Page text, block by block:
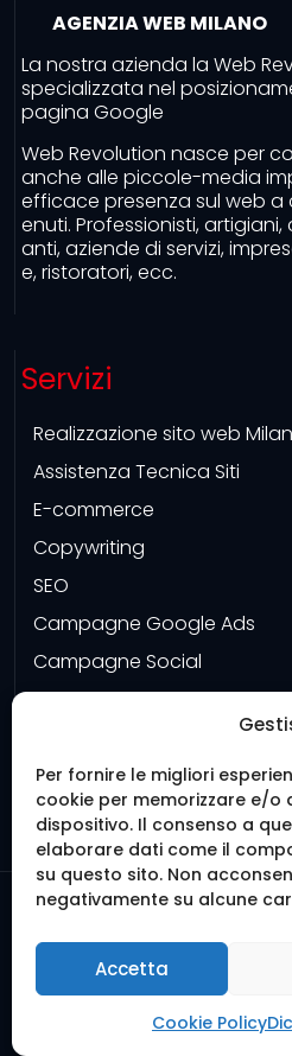
Per fornire le migliori
cookie per memorizzare e/o
dispositivo. Il consenso a
elaborare dati come il
su questo sito. Non
negativamente su alcune
Accetta
Cookie Policy
AGENZIA WEB MILANO
La nostra azienda la Web
specializzata nel
pagina Google
Web Revolution nasce per
anche alle piccole-media
efficace presenza sul web
enuti. Professionisti,
anti, aziende di servizi,
e, ristoratori, ecc.
Servizi
Realizzazione sito web
Assistenza Tecnica Siti
E-commerce
Copywriting
SEO
Campagne Google Ads
Campagne Social
Google My Business
Software